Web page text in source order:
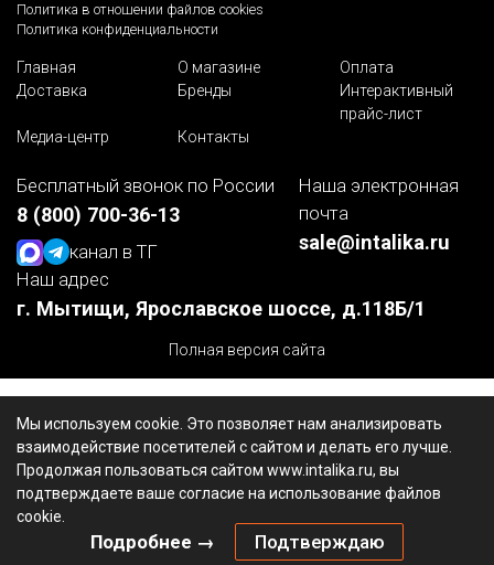
Мы используем cookie. Это позволяет нам анализировать
взаимодействие посетителей с сайтом и делать его лучше.
Продолжая пользоваться сайтом www.intalika.ru, вы
подтверждаете ваше согласие на использование файлов
cookie.
Подробнее → Подтверждаю
Политика в отношении файлов cookies
Политика конфиденциальности
Главная О магазине
Оплата
Доставка
Бренды
Интерактивный
прайс-лист
Медиа-центр
Контакты
Бесплатный звонок по России
8 (800) 700-36-13
канал в ТГ
Наша электронная
почта
sale@intalika.ru
Наш адрес
г. Мытищи, Ярославское шоссе, д.118Б/1
Полная версия сайта